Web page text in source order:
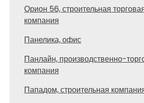
Орион 56, строительная
компания
Панелика, офис
Панлайн, производственно-
компания
Пападом, строительная